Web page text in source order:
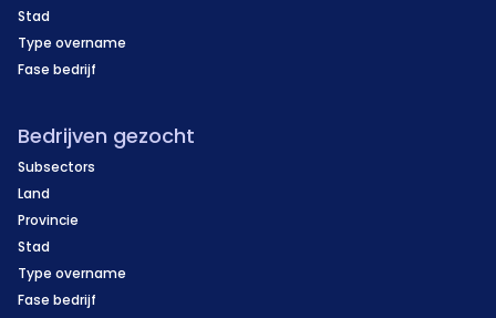
Stad
Type overname
Fase bedrijf
Bedrijven gezocht
Subsectors
Land
Provincie
Stad
Type overname
Fase bedrijf